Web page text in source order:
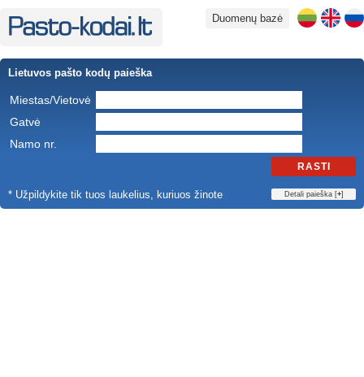
Duomenų bazė
Lietuvos pašto kodų paieška
Miestas/Vietovė
Gatvė
Namo nr.
RASTI
* Užpildykite tik tuos laukelius, kuriuos žinote Detali paieška [+]